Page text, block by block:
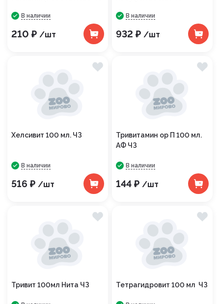
В наличии
210 ₽ /шт
В наличии
932 ₽ /шт
Хелсивит 100 мл. ЧЗ
В наличии
516 ₽ /шт
Тривитамин ор П 100 мл.
АФ ЧЗ
В наличии
144 ₽ /шт
Тривит 100мл Нита ЧЗ Тетрагидровит 100 мл ЧЗ